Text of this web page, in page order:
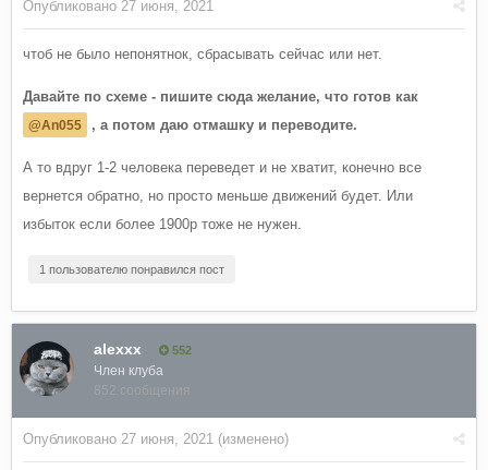
Опубликовано 27 июня, 2021
чтоб не было непонятнок, сбрасывать сейчас или нет.
Давайте по схеме - пишите сюда желание, что готов как
@An055 , а потом даю отмашку и переводите.
А то вдруг 1-2 человека переведет и не хватит, конечно все
вернется обратно, но просто меньше движений будет. Или
избыток если более 1900р тоже не нужен.
1 пользователю понравился пост
alexxx 552
Член клуба
852 сообщения
Опубликовано 27 июня, 2021 (изменено)